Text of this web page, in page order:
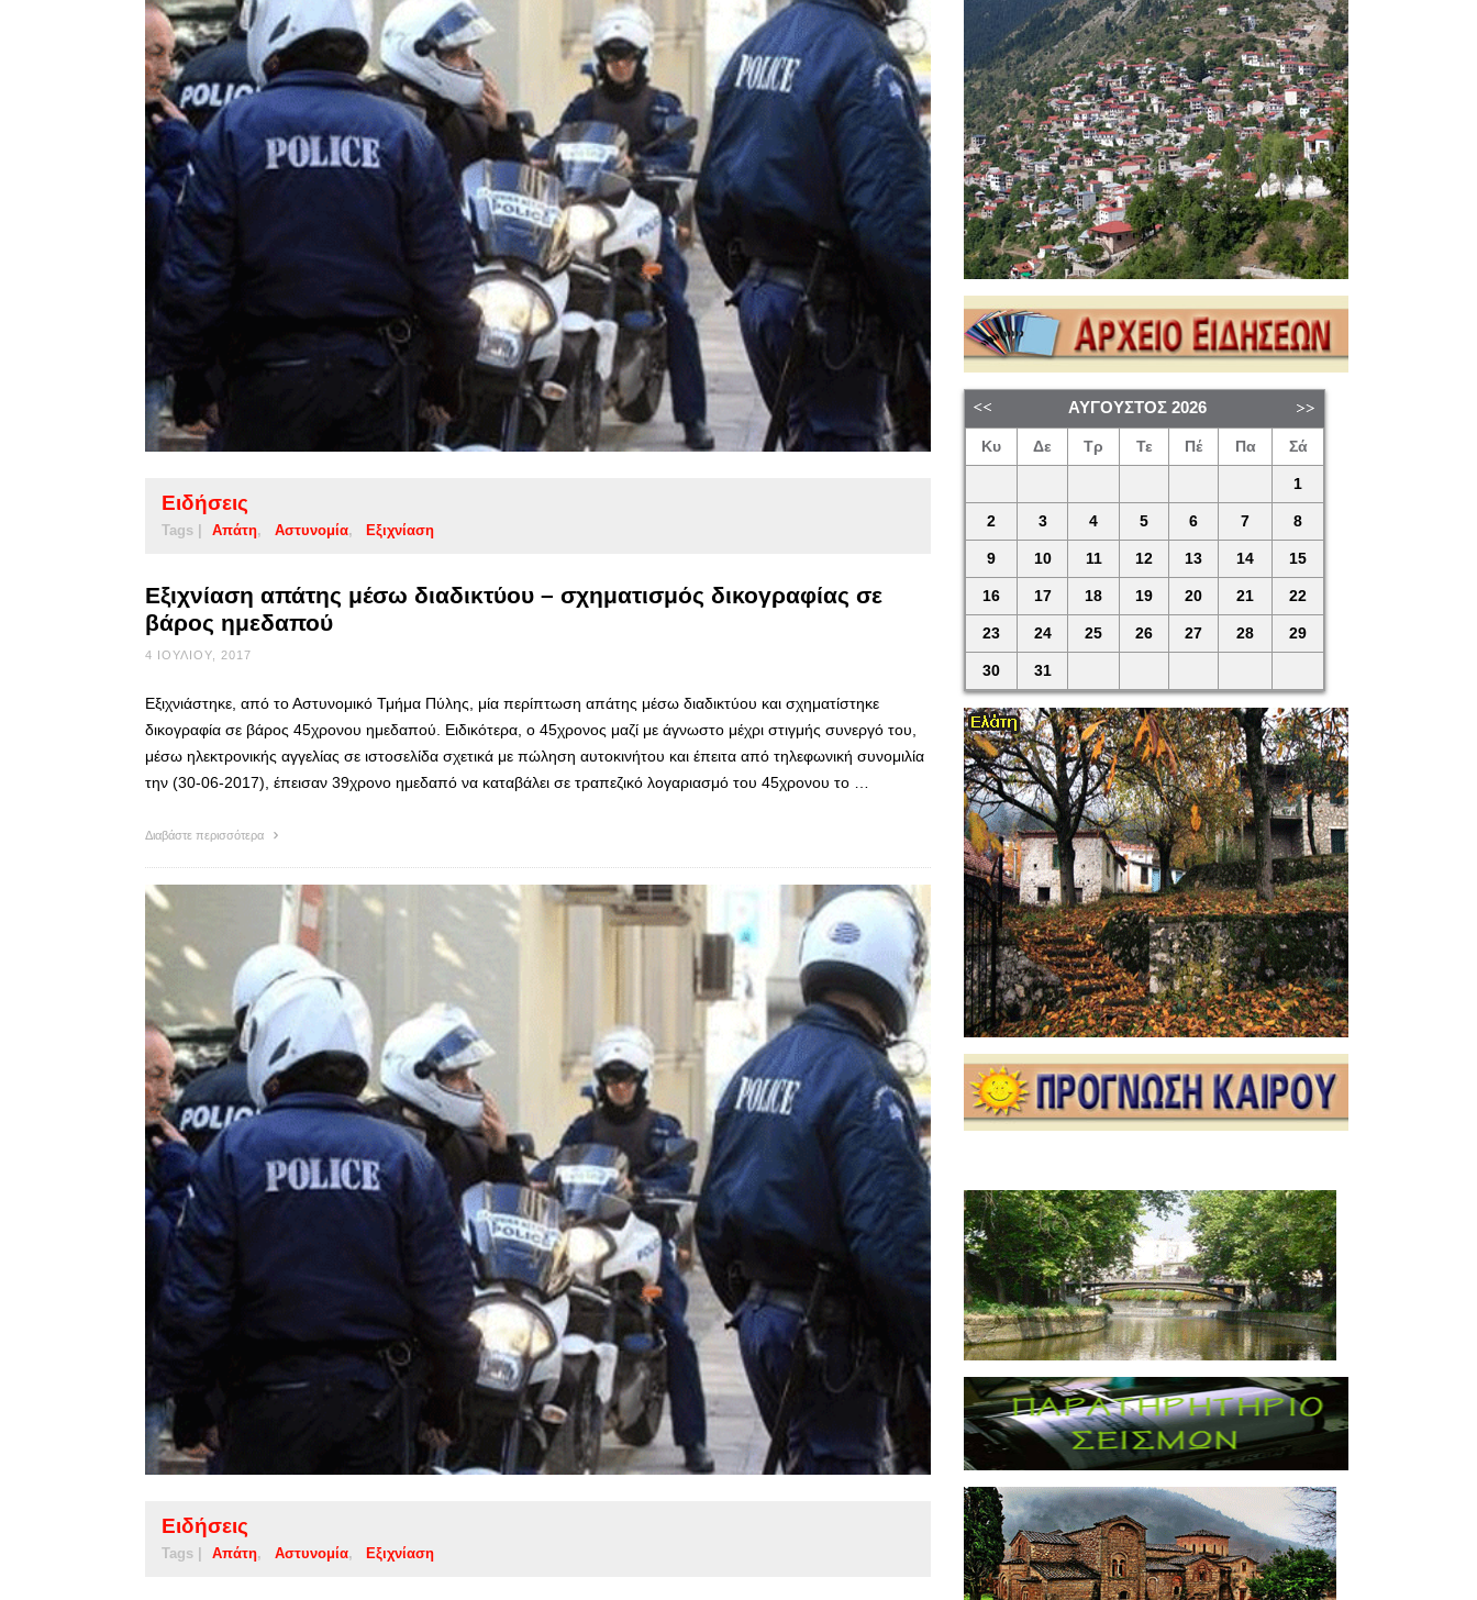
Ειδήσεις
Tags | Απάτη Αστυνομία Εξιχνίαση
Εξιχνίαση απάτης μέσω διαδικτύου – σχηματισμός δικογραφίας σε
βάρος ημεδαπού
4 ΙΟΥΛΊΟΥ, 2017
Εξιχνιάστηκε, από το Αστυνομικό Τμήμα Πύλης, μία περίπτωση απάτης μέσω διαδικτύου και σχηματίστηκε
δικογραφία σε βάρος 45χρονου ημεδαπού. Ειδικότερα, ο 45χρονος μαζί με άγνωστο μέχρι στιγμής συνεργό του,
μέσω ηλεκτρονικής αγγελίας σε ιστοσελίδα σχετικά με πώληση αυτοκινήτου και έπειτα από τηλεφωνική συνομιλία
την (30-06-2017), έπεισαν 39χρονο ημεδαπό να καταβάλει σε τραπεζικό λογαριασμό του 45χρονου το …
Διαβάστε περισσότερα
Ειδήσεις
Tags | Απάτη Αστυνομία Εξιχνίαση
ΑΎΓΟΥΣΤΟΣ 2026
Κυ Δε Τρ Τε Πέ Πα Σά
1
2 3 4 5 6 7 8
9 10 11 12 13 14 15
16 17 18 19 20 21 22
23 24 25 26 27 28 29
30 31